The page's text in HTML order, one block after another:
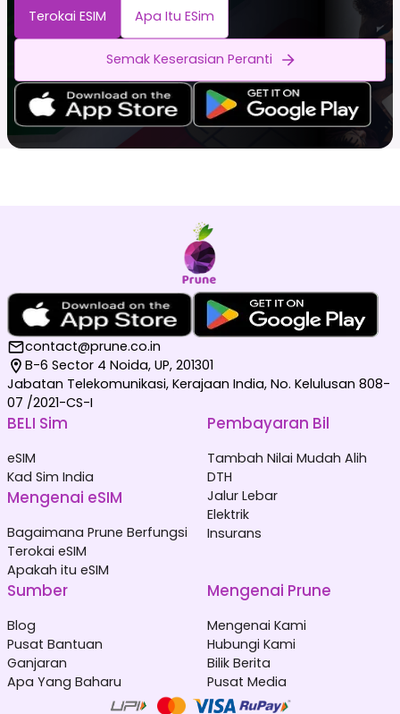
Terokai ESIM Apa Itu ESim
Semak Keserasian Peranti
contact@prune.co.in
B-6 Sector 4 Noida, UP, 201301
Jabatan Telekomunikasi, Kerajaan India, No. Kelulusan 808-
07 /2021-CS-I
BELI Sim
eSIM
Kad Sim India
Mengenai eSIM
Bagaimana Prune Berfungsi
Terokai eSIM
Apakah itu eSIM
Pembayaran Bil
Tambah Nilai Mudah Alih
DTH
Jalur Lebar
Elektrik
Insurans
Sumber
Blog
Pusat Bantuan
Ganjaran
Apa Yang Baharu
Mengenai Prune
Mengenai Kami
Hubungi Kami
Bilik Berita
Pusat Media